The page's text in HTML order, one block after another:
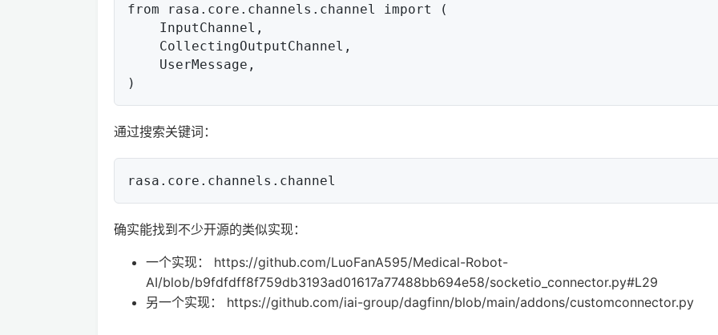
from rasa.core.channels.channel import (
通过搜索关键词：
确实能找到不少开源的类似实现：
一个实现： https://github.com/LuoFanA595/Medical-Robot-
AI/blob/b9fdfdff8f759db3193ad01617a77488bb694e58/socketio_connector.py#L29
另一个实现： https://github.com/iai-group/dagfinn/blob/main/addons/customconnector.py